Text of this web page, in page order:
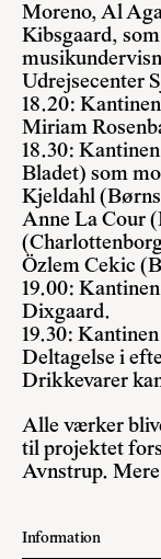
Moreno, Al
Kibsgaard,
Udrejsecenter
18.20:
Miriam
18.30:
Bladet) som
Kjeldahl
Anne La Cour
Özlem Cekic
19.00:
Dixgaard.
19.30: Kantinen
Deltagelse i
Drikkevarer
Alle værker
til projektet
Avnstrup.
Information